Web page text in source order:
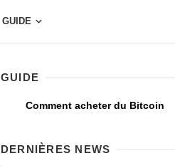
GUIDE
GUIDE
Comment acheter du Bitcoin
DERNIÈRES NEWS